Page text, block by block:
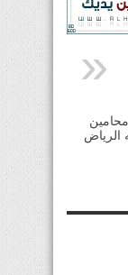
الرياض